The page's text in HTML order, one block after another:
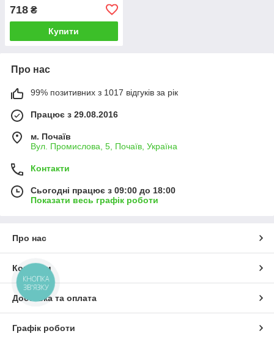
718 ₴
Купити
Про нас
99% позитивних з 1017 відгуків за рік
Працює з 29.08.2016
м. Почаїв
Вул. Промислова, 5, Почаїв, Україна
Контакти
Сьогодні працює з 09:00 до 18:00
Показати весь графік роботи
Про нас
Контакти
Доставка та оплата
Графік роботи
КНОПКА
ЗВ'ЯЗКУ